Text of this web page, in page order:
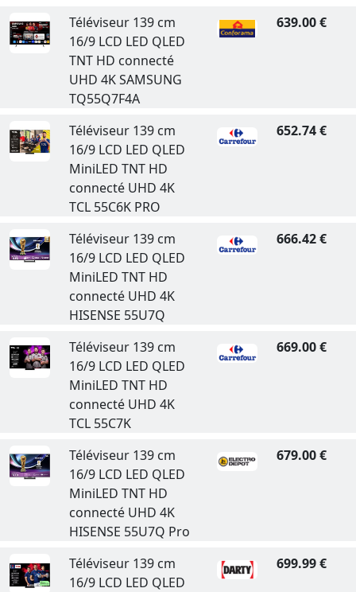
Téléviseur 139 cm
16/9 LCD LED QLED
TNT HD connecté
UHD 4K SAMSUNG
TQ55Q7F4A
639.00 €
Téléviseur 139 cm
16/9 LCD LED QLED
MiniLED TNT HD
connecté UHD 4K
TCL 55C6K PRO
652.74 €
Téléviseur 139 cm
16/9 LCD LED QLED
MiniLED TNT HD
connecté UHD 4K
HISENSE 55U7Q
666.42 €
Téléviseur 139 cm
16/9 LCD LED QLED
MiniLED TNT HD
connecté UHD 4K
TCL 55C7K
669.00 €
Téléviseur 139 cm
16/9 LCD LED QLED
MiniLED TNT HD
connecté UHD 4K
HISENSE 55U7Q Pro
679.00 €
Téléviseur 139 cm
16/9 LCD LED QLED
699.99 €